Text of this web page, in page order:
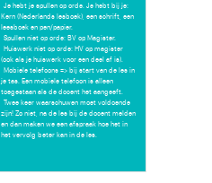
Je hebt je spullen op orde. Je hebt bij je:
Kern (Nederlands lesboek), een schrift, een
leesboek en pen/papier.
Spullen niet op orde: BV op Magister.
Huiswerk niet op orde: HV op magister
(ook als je huiswerk voor een deel af is).
Mobiele telefoons => bij start van de les in
je tas. Een mobiele telefoon is alleen
toegestaan als de docent het aangeeft.
Twee keer waarschuwen moet voldoende
zijn! Zo niet, na de les bij de docent melden
en dan maken we een afspraak hoe het in
het vervolg beter kan in de les.